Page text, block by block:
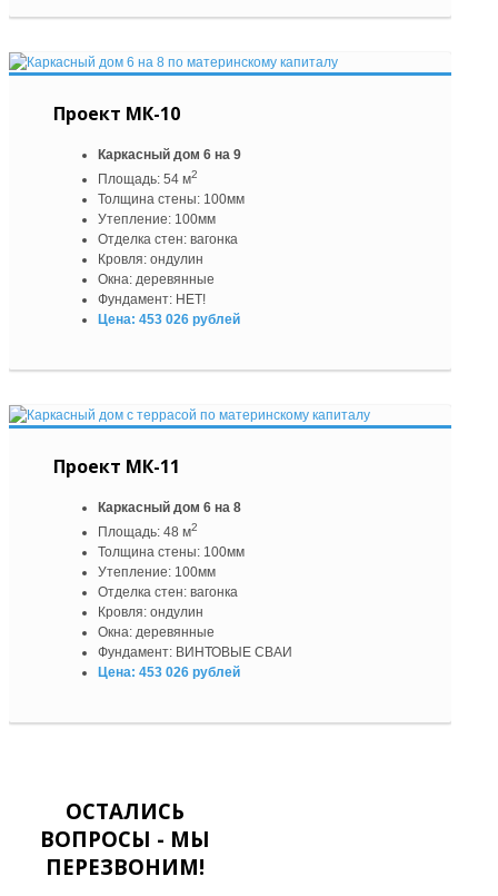
Проект МК-10
Каркасный дом 6 на 9
Площадь: 54 м2
Толщина стены: 100мм
Утепление: 100мм
Отделка стен: вагонка
Кровля: ондулин
Окна: деревянные
Фундамент: НЕТ!
Цена: 453 026 рублей
Проект МК-11
Каркасный дом 6 на 8
Площадь: 48 м2
Толщина стены: 100мм
Утепление: 100мм
Отделка стен: вагонка
Кровля: ондулин
Окна: деревянные
Фундамент: ВИНТОВЫЕ СВАИ
Цена: 453 026 рублей
ОСТАЛИСЬ
ВОПРОСЫ - МЫ
ПЕРЕЗВОНИМ!